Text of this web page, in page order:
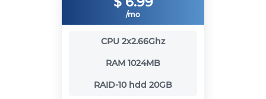
/mo
CPU 2x2.66Ghz
RAM 1024MB
RAID-10 hdd 20GB